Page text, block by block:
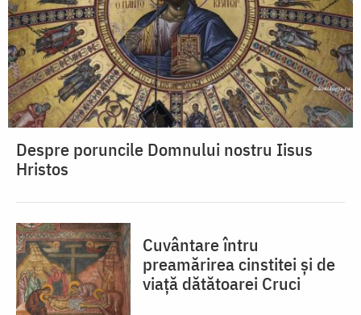
Despre poruncile Domnului nostru Iisus
Hristos
Cuvântare întru
preamărirea cinstitei și de
viață dătătoarei Cruci